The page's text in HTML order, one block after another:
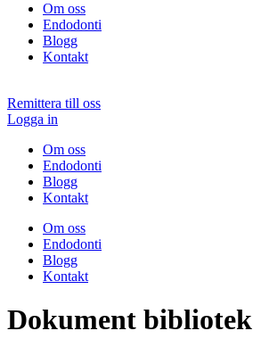
Om oss
Endodonti
Blogg
Kontakt
Remittera till oss
Logga in
Om oss
Endodonti
Blogg
Kontakt
Om oss
Endodonti
Blogg
Kontakt
Dokument bibliotek